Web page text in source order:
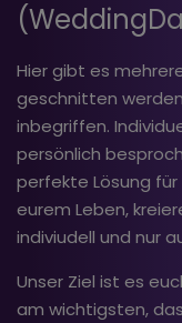
Hier gibt es
geschnitten werden
inbegriffen.
persönlich
perfekte Lösung
eurem Leben,
indiviudell und nur
Unser Ziel ist es
am wichtigsten,